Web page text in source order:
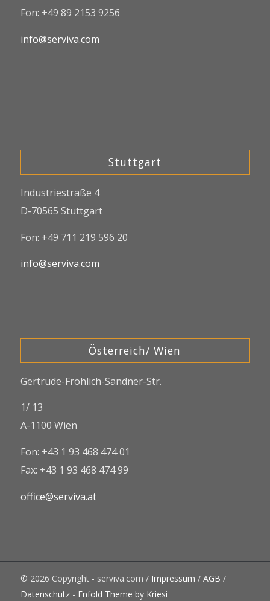
Fon: +49 89 2153 9256
info@serviva.com
Stuttgart
Industriestraße 4
D-70565 Stuttgart
Fon: +49 711 219 596 20
info@serviva.com
Österreich/ Wien
Gertrude-Fröhlich-Sandner-Str.
1/ 13
A-1100 Wien
Fon: +43 1 93 468 474 01
Fax: +43 1 93 468 474 99
office@serviva.at
© 2026 Copyright - serviva.com / Impressum / AGB /
Datenschutz- Enfold Theme by Kriesi